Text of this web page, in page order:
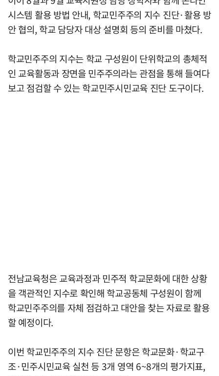
시스템 활용 방법 안내, 학교민주주의 지수 진단·활용 방
안 협의, 학교 담당자 대상 설명회 등의 준비를 마쳤다.
학교민주주의 지수는 학교 구성원이 단위학교의 총체적
인 교육활동과 장면을 민주주의라는 관점을 통해 들여다
보고 점검할 수 있는 학교민주시민교육 진단 도구이다.
전남교육청은 교육과정과 민주적 학교문화에 대한 상황
을 객관적인 지수로 확인해 학교공동체 구성원이 함께
학교민주주의를 자체 점검하고 대안을 찾는 자료로 활용
할 예정이다.
이번 학교민주주의 지수 진단 문항은 학교문화·학교구
조·민주시민교육 실천 등 3개 영역 6~8개의 평가지표,